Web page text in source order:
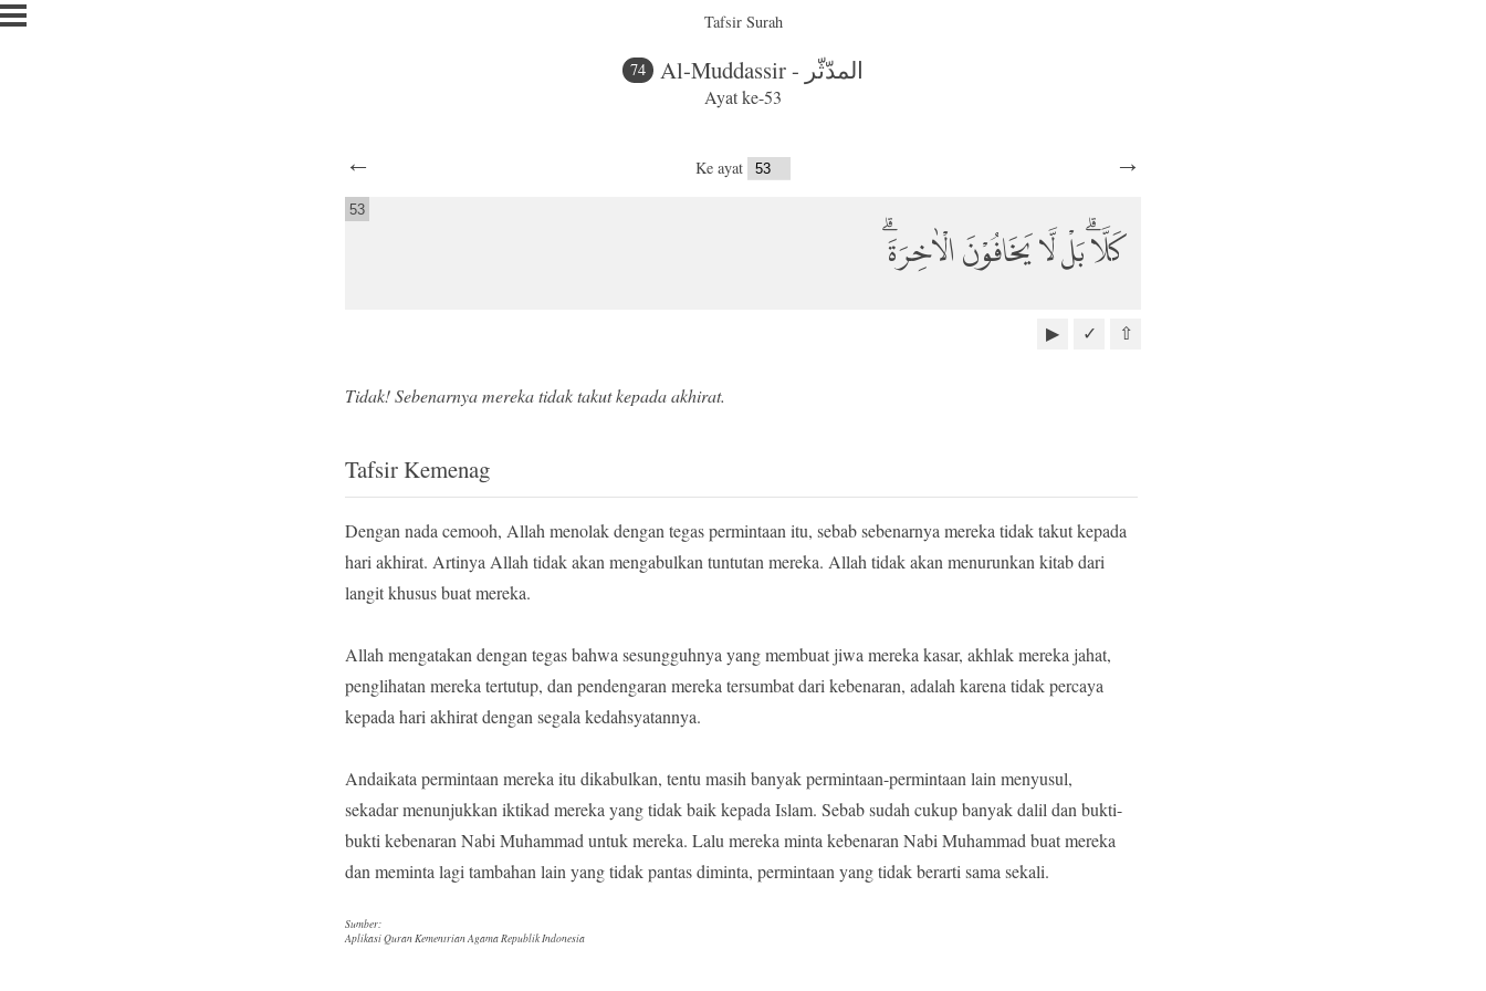
Tafsir Surah
74 Al-Muddassir - المدّثّر
Ayat ke-53
← →
Ke ayat
كَلَّاۗ بَلْ لَّا يَخَافُوْنَ الْاٰخِرَةَۗ
53
⇧
✓
▶
Tidak! Sebenarnya mereka tidak takut kepada akhirat.
Tafsir Kemenag
Dengan nada cemooh, Allah menolak dengan tegas permintaan itu, sebab sebenarnya mereka tidak takut kepada
hari akhirat. Artinya Allah tidak akan mengabulkan tuntutan mereka. Allah tidak akan menurunkan kitab dari
langit khusus buat mereka.
Allah mengatakan dengan tegas bahwa sesungguhnya yang membuat jiwa mereka kasar, akhlak mereka jahat,
penglihatan mereka tertutup, dan pendengaran mereka tersumbat dari kebenaran, adalah karena tidak percaya
kepada hari akhirat dengan segala kedahsyatannya.
Andaikata permintaan mereka itu dikabulkan, tentu masih banyak permintaan-permintaan lain menyusul,
sekadar menunjukkan iktikad mereka yang tidak baik kepada Islam. Sebab sudah cukup banyak dalil dan bukti-
bukti kebenaran Nabi Muhammad untuk mereka. Lalu mereka minta kebenaran Nabi Muhammad buat mereka
dan meminta lagi tambahan lain yang tidak pantas diminta, permintaan yang tidak berarti sama sekali.
Sumber:
Aplikasi Quran Kementrian Agama Republik Indonesia